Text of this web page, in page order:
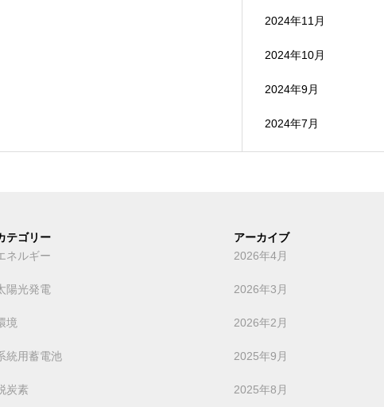
2024年11月
2024年10月
2024年9月
2024年7月
テゴリー
ネルギー
陽光発電
境
統用蓄電池
炭素
アーカイブ
2026年4月
2026年3月
2026年2月
2025年9月
2025年8月